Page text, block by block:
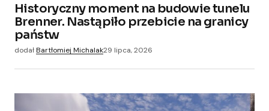
Historyczny moment na budowie tunelu
Brenner. Nastąpiło przebicie na granicy
państw
dodałBartłomiej Michalak29 lipca, 2026